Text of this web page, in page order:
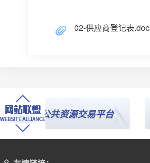
02-供应商登记表.doc
国公共资源交易平台